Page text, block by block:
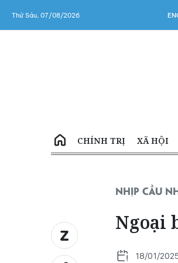
Thứ Sáu, 07/08/2026
CHÍNH TRỊ XÃ HỘI
NHỊP CẦU
Ngoại
18/01/